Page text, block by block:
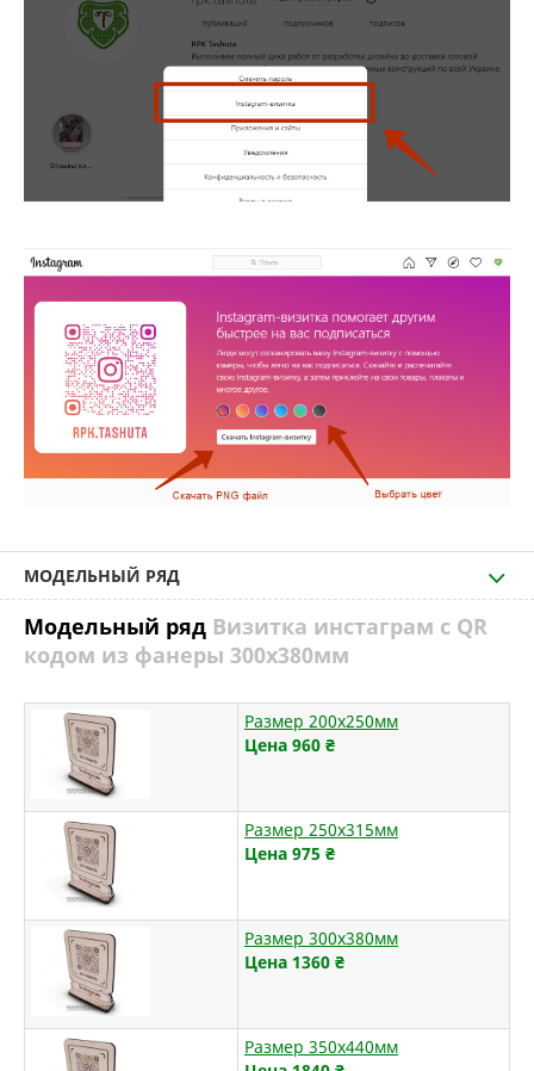
МОДЕЛЬНЫЙ РЯД
Модельный ряд Визитка инстаграм с QR
кодом из фанеры 300х380мм
Размер 200х250мм
Цена 960 ₴
Размер 250х315мм
Цена 975 ₴
Размер 300х380мм
Цена 1360 ₴
Размер 350х440мм